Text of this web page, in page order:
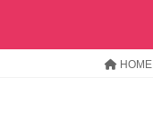
HOME